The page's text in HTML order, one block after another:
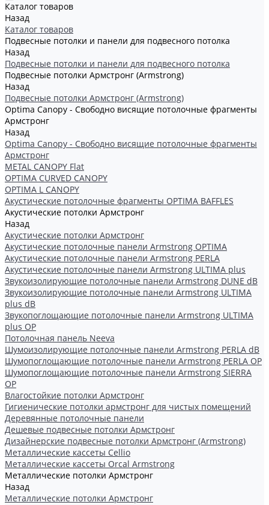
Каталог товаров
Назад
Каталог товаров
Подвесные потолки и панели для подвесного потолка
Назад
Подвесные потолки и панели для подвесного потолка
Подвесные потолки Армстронг (Armstrong)
Назад
Подвесные потолки Армстронг (Armstrong)
Optima Canopy - Свободно висящие потолочные фрагменты
Армстронг
Назад
Optima Canopy - Свободно висящие потолочные фрагменты
Армстронг
METAL CANOPY Flat
OPTIMA CURVED CANOPY
OPTIMA L CANOPY
Акустические потолочные фрагменты OPTIMA BAFFLES
Акустические потолки Армстронг
Назад
Акустические потолки Армстронг
Акустические потолочные панели Armstrong OPTIMA
Акустические потолочные панели Armstrong PERLA
Акустические потолочные панели Armstrong ULTIMA plus
Звукоизолирующие потолочные панели Armstrong DUNE dB
Звукоизолирующие потолочные панели Armstrong ULTIMA
plus dB
Звукопоглощающие потолочные панели Armstrong ULTIMA
plus OP
Потолочная панель Neeva
Шумоизолирующие потолочные панели Armstrong PERLA dB
Шумопоглощающие потолочные панели Armstrong PERLA OP
Шумопоглощающие потолочные панели Armstrong SIERRA
OP
Влагостойкие потолки Армстронг
Гигиенические потолки армстронг для чистых помещений
Деревянные потолочные панели
Дешевые подвесные потолки Армстронг
Дизайнерские подвесные потолки Армстронг (Armstrong)
Металлические кассеты Cellio
Металлические кассеты Orcal Armstrong
Металлические потолки Армстронг
Назад
Металлические потолки Армстронг